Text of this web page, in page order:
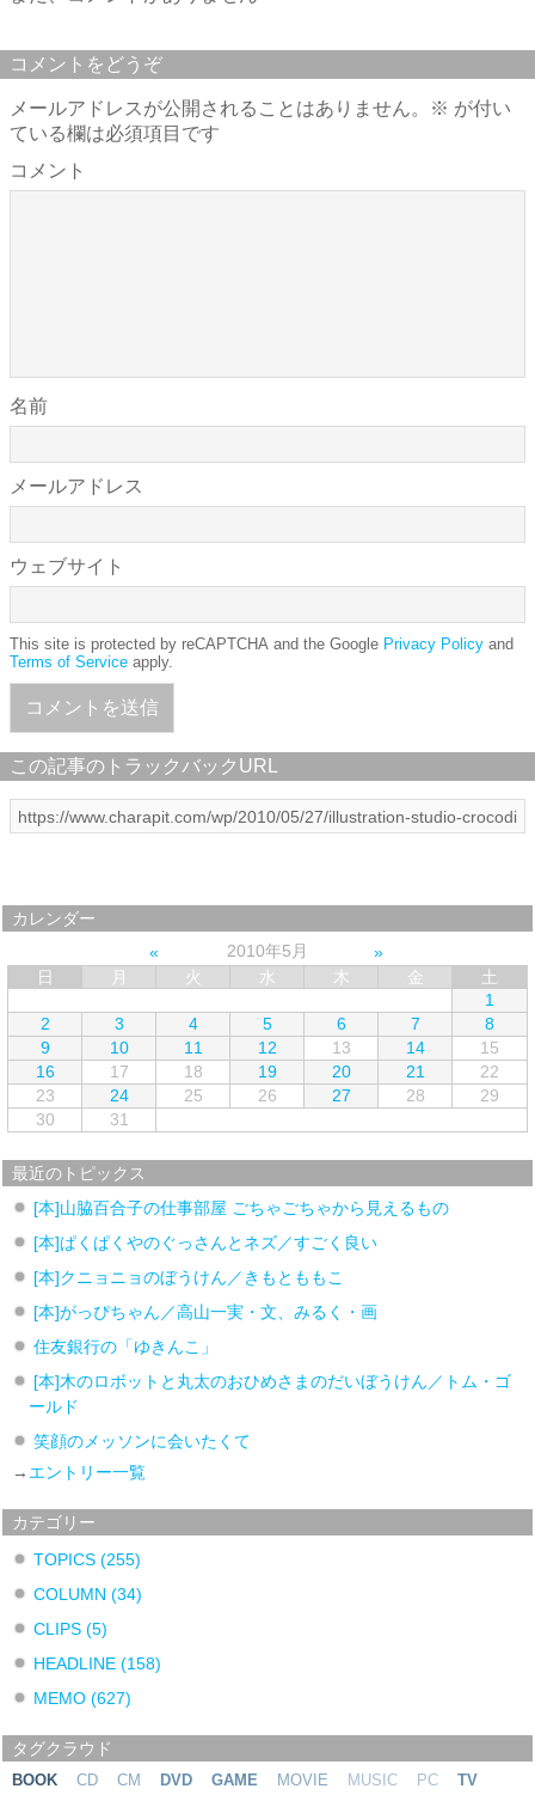
コメントをどうぞ
メールアドレスが公開されることはありません。 ※ が付い
ている欄は必須項目です
コメント
名前
メールアドレス
ウェブサイト
This site is protected by reCAPTCHA and the Google Privacy Policy and
Terms of Service apply.
この記事のトラックバックURL
カレンダー
2010年5月
日
月 火 水 木 金
土
1
2
3 4 5 6 7
8
9
10 11 12 13 14
15
16
17 18 19 20 21
22
23
24 25 26 27 28
29
30
31
最近のトピックス
[本]山脇百合子の仕事部屋 ごちゃごちゃから見えるもの
[本]ぱくぱくやのぐっさんとネズ／すごく良い
[本]クニョニョのぼうけん／きもとももこ
[本]がっぴちゃん／高山一実・文、みるく・画
住友銀行の「ゆきんこ」
[本]木のロボットと丸太のおひめさまのだいぼうけん／トム・ゴ
ールド
笑顔のメッソンに会いたくて
→ エントリー一覧
カテゴリー
TOPICS (255)
COLUMN (34)
CLIPS (5)
HEADLINE (158)
MEMO (627)
タグクラウド
BOOK CD CM DVD GAME MOVIE MUSIC PC
TV